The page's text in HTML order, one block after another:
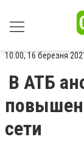
10:00, 16 березня
В АТБ
сети